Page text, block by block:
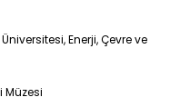
Enerji, Çevre ve
Müzesi